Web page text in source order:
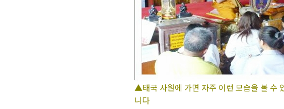
▲태국 사원에 가면 자주 이런 모습을 볼 수
니다